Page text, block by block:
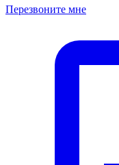
Перезвоните мне